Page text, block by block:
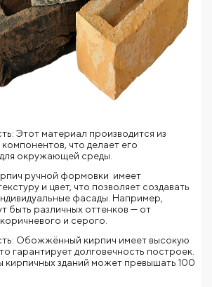
Этот материал производится из
что делает его
окружающей среды.
ручной формовки имеет
и цвет, что позволяет создавать
фасады. Например,
быть различных оттенков — от
и серого.
Обожжённый кирпич имеет высокую
гарантирует долговечность построек.
зданий может превышать 100